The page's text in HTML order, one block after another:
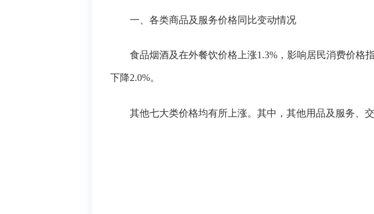
一、各类商品及服务价格同比变动情况
食品烟酒及在外餐饮价格上涨1.3%，影响居民消费价格
下降2.0%。
其他七大类价格均有所上涨。其中，其他用品及服务、